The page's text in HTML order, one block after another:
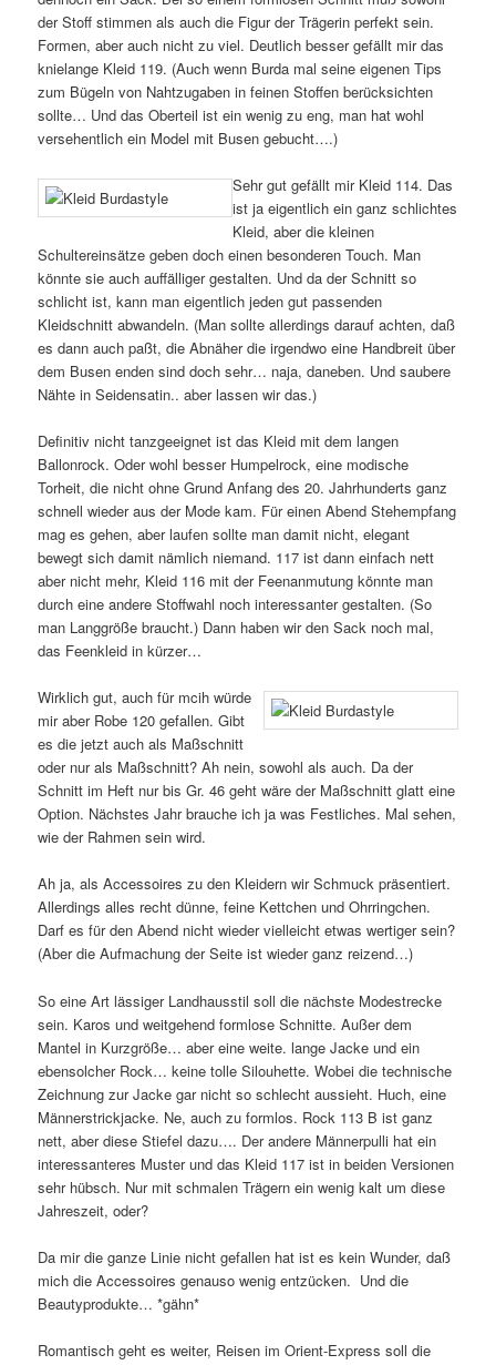
der Stoff stimmen als auch die Figur der Trägerin perfekt sein.
Formen, aber auch nicht zu viel. Deutlich besser gefällt mir das
knielange Kleid 119. (Auch wenn Burda mal seine eigenen Tips
zum Bügeln von Nahtzugaben in feinen Stoffen berücksichten
sollte… Und das Oberteil ist ein wenig zu eng, man hat wohl
versehentlich ein Model mit Busen gebucht….)
Sehr gut gefällt mir Kleid 114. Das
ist ja eigentlich ein ganz schlichtes
Kleid, aber die kleinen
Schultereinsätze geben doch einen besonderen Touch. Man
könnte sie auch auffälliger gestalten. Und da der Schnitt so
schlicht ist, kann man eigentlich jeden gut passenden
Kleidschnitt abwandeln. (Man sollte allerdings darauf achten, daß
es dann auch paßt, die Abnäher die irgendwo eine Handbreit über
dem Busen enden sind doch sehr… naja, daneben. Und saubere
Nähte in Seidensatin.. aber lassen wir das.)
Definitiv nicht tanzgeeignet ist das Kleid mit dem langen
Ballonrock. Oder wohl besser Humpelrock, eine modische
Torheit, die nicht ohne Grund Anfang des 20. Jahrhunderts ganz
schnell wieder aus der Mode kam. Für einen Abend Stehempfang
mag es gehen, aber laufen sollte man damit nicht, elegant
bewegt sich damit nämlich niemand. 117 ist dann einfach nett
aber nicht mehr, Kleid 116 mit der Feenanmutung könnte man
durch eine andere Stoffwahl noch interessanter gestalten. (So
man Langgröße braucht.) Dann haben wir den Sack noch mal,
das Feenkleid in kürzer…
Wirklich gut, auch für mcih würde
mir aber Robe 120 gefallen. Gibt
es die jetzt auch als Maßschnitt
oder nur als Maßschnitt? Ah nein, sowohl als auch. Da der
Schnitt im Heft nur bis Gr. 46 geht wäre der Maßschnitt glatt eine
Option. Nächstes Jahr brauche ich ja was Festliches. Mal sehen,
wie der Rahmen sein wird.
Ah ja, als Accessoires zu den Kleidern wir Schmuck präsentiert.
Allerdings alles recht dünne, feine Kettchen und Ohrringchen.
Darf es für den Abend nicht wieder vielleicht etwas wertiger sein?
(Aber die Aufmachung der Seite ist wieder ganz reizend…)
So eine Art lässiger Landhausstil soll die nächste Modestrecke
sein. Karos und weitgehend formlose Schnitte. Außer dem
Mantel in Kurzgröße… aber eine weite. lange Jacke und ein
ebensolcher Rock… keine tolle Silouhette. Wobei die technische
Zeichnung zur Jacke gar nicht so schlecht aussieht. Huch, eine
Männerstrickjacke. Ne, auch zu formlos. Rock 113 B ist ganz
nett, aber diese Stiefel dazu…. Der andere Männerpulli hat ein
interessanteres Muster und das Kleid 117 ist in beiden Versionen
sehr hübsch. Nur mit schmalen Trägern ein wenig kalt um diese
Jahreszeit, oder?
Da mir die ganze Linie nicht gefallen hat ist es kein Wunder, daß
mich die Accessoires genauso wenig entzücken. Und die
Beautyprodukte… *gähn*
Romantisch geht es weiter, Reisen im Orient-Express soll die